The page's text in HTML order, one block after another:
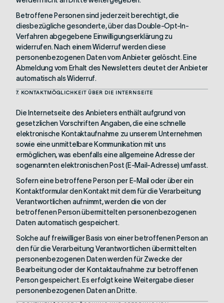
Betroffene Personen sind jederzeit berechtigt, die
diesbezügliche gesonderte, über das Double-Opt-In-
Verfahren abgegebene Einwilligungserklärung zu
widerrufen. Nach einem Widerruf werden diese
personenbezogenen Daten vom Anbieter gelöscht. Eine
Abmeldung vom Erhalt des Newsletters deutet der Anbieter
automatisch als Widerruf.
7. KONTAKTMÖGLICHKEIT ÜBER DIE INTERNSEITE
Die Internetseite des Anbieters enthält aufgrund von
gesetzlichen Vorschriften Angaben, die eine schnelle
elektronische Kontaktaufnahme zu unserem Unternehmen
sowie eine unmittelbare Kommunikation mit uns
ermöglichen, was ebenfalls eine allgemeine Adresse der
sogenannten elektronischen Post (E-Mail-Adresse) umfasst.
Sofern eine betroffene Person per E-Mail oder über ein
Kontaktformular den Kontakt mit dem für die Verarbeitung
Verantwortlichen aufnimmt, werden die von der
betroffenen Person übermittelten personenbezogenen
Daten automatisch gespeichert.
Solche auf freiwilliger Basis von einer betroffenen Person an
den für die Verarbeitung Verantwortlichen übermittelten
personenbezogenen Daten werden für Zwecke der
Bearbeitung oder der Kontaktaufnahme zur betroffenen
Person gespeichert. Es erfolgt keine Weitergabe dieser
personenbezogenen Daten an Dritte.